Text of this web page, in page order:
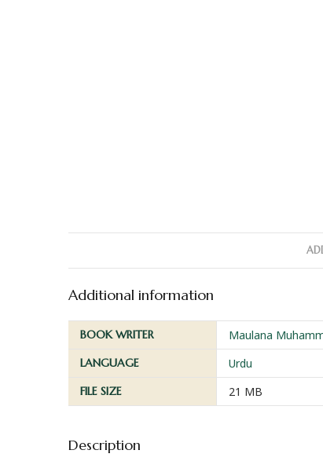
Additional information
BOOK WRITER Maulana
LANGUAGE Urdu
FILE SIZE 21 MB
Description